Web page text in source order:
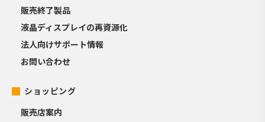
販売終了製品
液晶ディスプレイの再資源化
法人向けサポート情報
お問い合わせ
ショッピング
販売店案内